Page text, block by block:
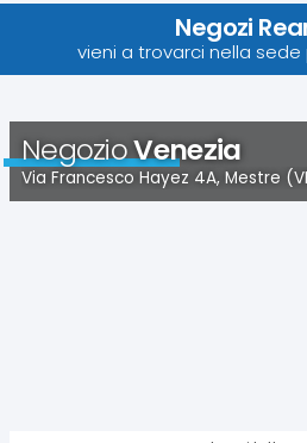
Negozi
vieni a trovarci nella sede
NegozioVenezia
Via Francesco Hayez 4A, Mestre